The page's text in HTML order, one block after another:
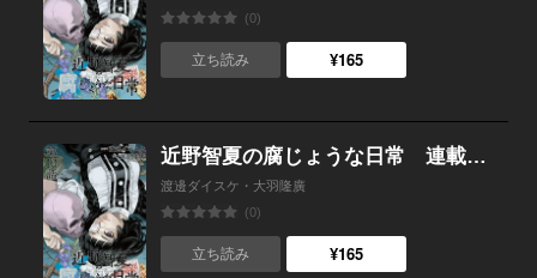
(0)
立ち読み ¥165
近野智夏の腐じょうな日常 連載版 第１３話 いびつな小部屋
渡邊ダイスケ・大羽隆廣
(0)
立ち読み ¥165